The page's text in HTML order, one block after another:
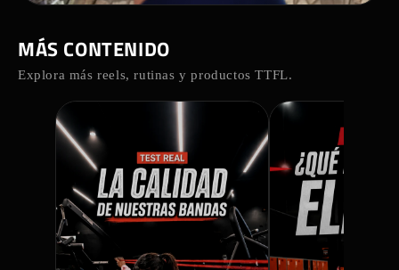
STRAPS SI O NO?
La clave no es elegir un bando, es saber CUÁNDO
usarlos 💪
MÁS CONTENIDO
Explora más reels, rutinas y productos TTFL.